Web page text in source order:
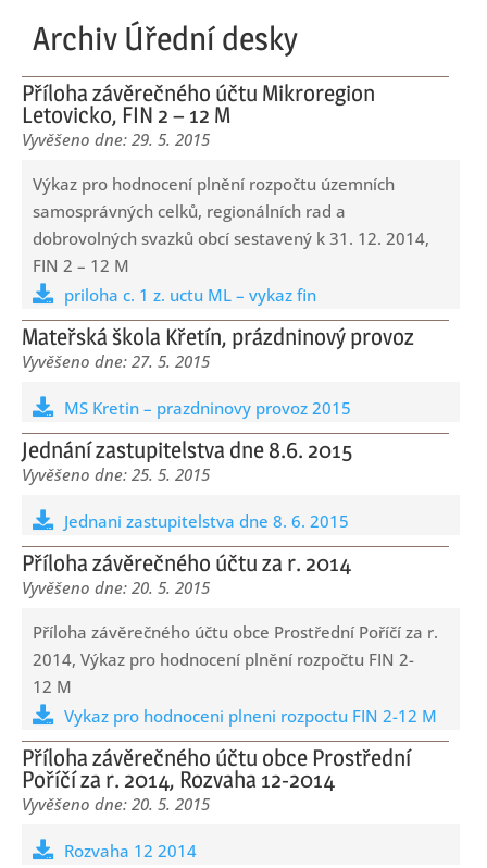
Archiv Úřední desky
Příloha závěrečného účtu Mikroregion
Letovicko, FIN 2 – 12 M
29. 5. 2015
Výkaz pro hodnocení plnění rozpočtu územních
samosprávných celků, regionálních rad a
dobrovolných svazků obcí sestavený k 31. 12. 2014,
FIN 2 – 12 M
priloha c. 1 z. uctu ML – vykaz fin
Mateřská škola Křetín, prázdninový provoz
27. 5. 2015
MS Kretin – prazdninovy provoz 2015
Jednání zastupitelstva dne 8.6. 2015
25. 5. 2015
Jednani zastupitelstva dne 8. 6. 2015
Příloha závěrečného účtu za r. 2014
20. 5. 2015
Příloha závěrečného účtu obce Prostřední Poříčí za r.
2014, Výkaz pro hodnocení plnění rozpočtu FIN 2-
12 M
Vykaz pro hodnoceni plneni rozpoctu FIN 2-12 M
Příloha závěrečného účtu obce Prostřední
Poříčí za r. 2014, Rozvaha 12-2014
20. 5. 2015
Rozvaha 12 2014